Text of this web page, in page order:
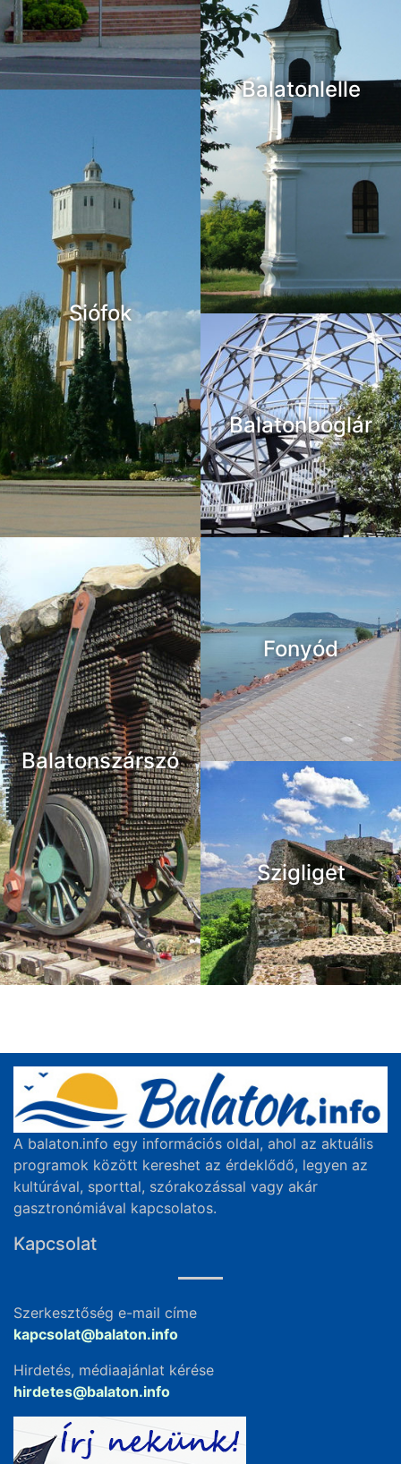
Siófok
Balatonboglár
Balatonszárszó
Balatonlelle
Fonyód
Szigliget
A balaton.info egy információs oldal, ahol az aktuális
programok között kereshet az érdeklődő, legyen az
kultúrával, sporttal, szórakozással vagy akár
gasztronómiával kapcsolatos.
Kapcsolat
Szerkesztőség e-mail címe
kapcsolat@balaton.info
Hirdetés, médiaajánlat kérése
hirdetes@balaton.info